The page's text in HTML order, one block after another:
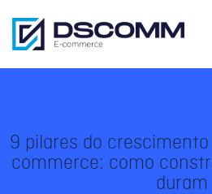
9 pilares do
commerce: como
duram